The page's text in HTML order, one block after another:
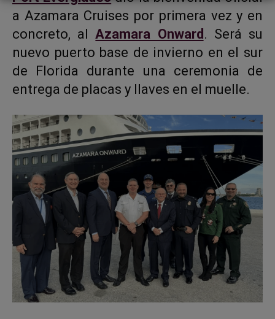
a Azamara Cruises por primera vez y en
concreto, alAzamara Onward . Será su
nuevo puerto base de invierno en el sur
de Florida durante una ceremonia de
entrega de placas y llaves en el muelle.